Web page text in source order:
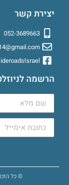
יצירת קשר
052-3689663
הרשמה
© כל